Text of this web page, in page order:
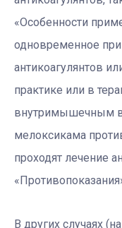
«Особенности
одновременное
антикоагулянтов
практике или в
внутримышечным
мелоксикама
проходят лечение
В других случаях